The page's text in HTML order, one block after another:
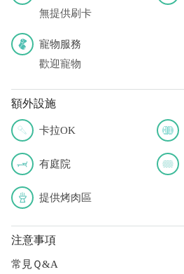
無提供刷卡
寵物服務
歡迎寵物
額外設施
卡拉OK
有庭院
提供烤肉區
注意事項
常見Ｑ&A